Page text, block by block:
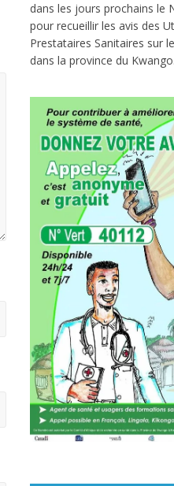
dans les jours prochains le
pour recueillir les avis des
Prestataires Sanitaires sur
dans la province du Kwango.